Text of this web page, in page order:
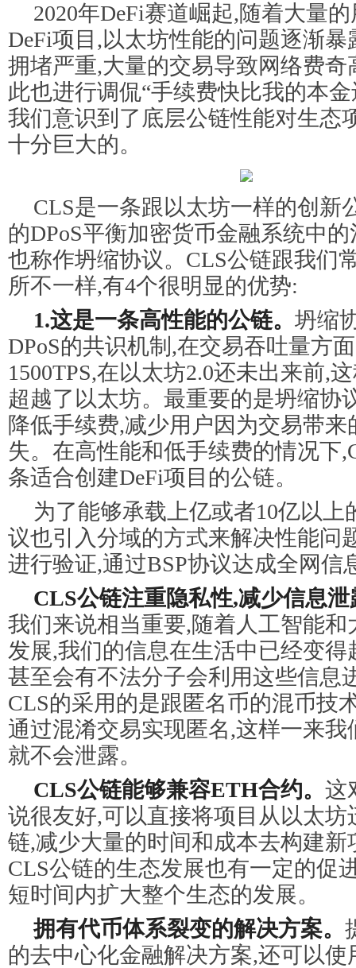
2020年DeFi赛道崛起,随着大量
DeFi项目,以太坊性能的问题逐渐暴
拥堵严重,大量的交易导致网络费奇
此也进行调侃“手续费快比我的本
我们意识到了底层公链性能对生态
十分巨大的。
CLS是一条跟以太坊一样的创新
的DPoS平衡加密货币金融系统中
也称作坍缩协议。CLS公链跟我们
所不一样,有4个很明显的优势:
1.这是一条高性能的公链。 坍缩
DPoS的共识机制,在交易吞吐量方
1500TPS,在以太坊2.0还未出来前,
超越了以太坊。最重要的是坍缩协
降低手续费,减少用户因为交易带来
失。在高性能和低手续费的情况下
条适合创建DeFi项目的公链。
为了能够承载上亿或者10亿以上
议也引入分域的方式来解决性能问
进行验证,通过BSP协议达成全网信
CLS公链注重隐私性,减少信息泄
我们来说相当重要,随着人工智能和
发展,我们的信息在生活中已经变得
甚至会有不法分子会利用这些信息
CLS的采用的是跟匿名币的混币技
通过混淆交易实现匿名,这样一来我
就不会泄露。
CLS公链能够兼容ETH合约。 这
说很友好,可以直接将项目从以太坊
链,减少大量的时间和成本去构建新
CLS公链的生态发展也有一定的促
短时间内扩大整个生态的发展。
拥有代币体系裂变的解决方案。
的去中心化金融解决方案,还可以使